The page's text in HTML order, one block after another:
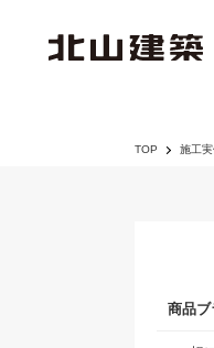
TOP 施工
商品ブ